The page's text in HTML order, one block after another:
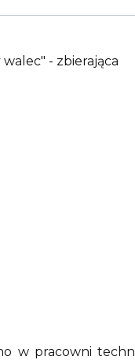
- zbierająca
w pracowni